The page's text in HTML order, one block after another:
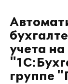
учета
группе